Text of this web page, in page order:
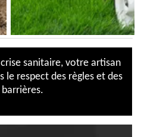
sanitaire, votre artisan
le respect des règles et des
barrières.